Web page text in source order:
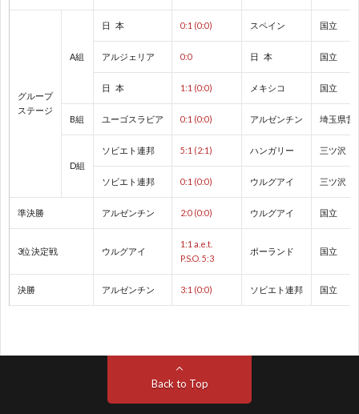
ド
カ
ッ
グループ
ステージ
A組
日 本 0:1 (0:0) スペイン 国立
アルジェリア 0:0 日 本 国立
日 本 1:1 (0:0) メキシコ 国立
B組 ユーゴスラビア 0:1 (0:0) アルゼンチン 埼玉県営
D組
ソビエト連邦 5:1 (2:1) ハンガリー 三ツ沢
ソビエト連邦 0:1 (0:0) ウルグアイ 三ツ沢
準決勝 アルゼンチン 2:0 (0:0) ウルグアイ 国立
3位決定戦 ウルグアイ
1:1 a.e.t.
P.S.O. 5:3
ポーランド 国立
決勝 アルゼンチン 3:1 (0:0) ソビエト連邦 国立
Back to Top